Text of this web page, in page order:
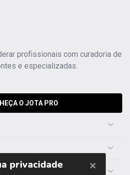
profissionais com curadoria de
e especializadas.
O JOTA PRO